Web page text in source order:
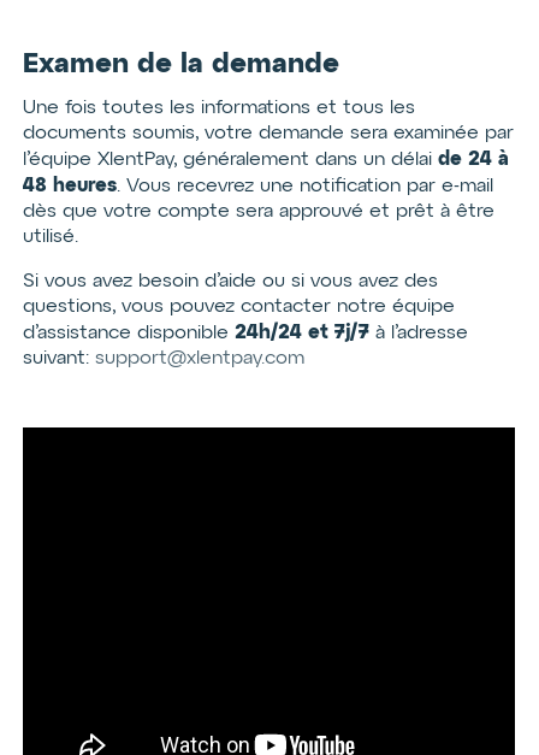
Examen de la demande
Une fois toutes les informations et tous les
documents soumis, votre demande sera examinée par
l’équipe XlentPay, généralement dans un délaide 24 à
48 heures. Vous recevrez une notification par e-mail
dès que votre compte sera approuvé et prêt à être
utilisé.
Si vous avez besoin d’aide ou si vous avez des
questions, vous pouvez contacter notre équipe
d’assistance disponible24h/24 et 7j/7 à l’adresse
suivant:support@xlentpay.com